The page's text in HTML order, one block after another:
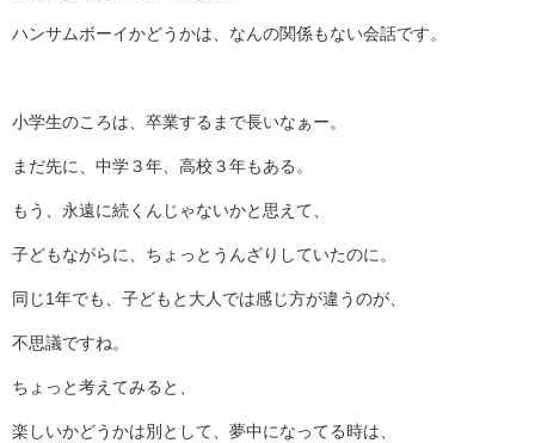
ハンサムボーイかどうかは、なんの関係もない会話です。
小学生のころは、卒業するまで長いなぁー。
まだ先に、中学３年、高校３年もある。
もう、永遠に続くんじゃないかと思えて、
子どもながらに、ちょっとうんざりしていたのに。
同じ1年でも、子どもと大人では感じ方が違うのが、
不思議ですね。
ちょっと考えてみると、
楽しいかどうかは別として、夢中になってる時は、